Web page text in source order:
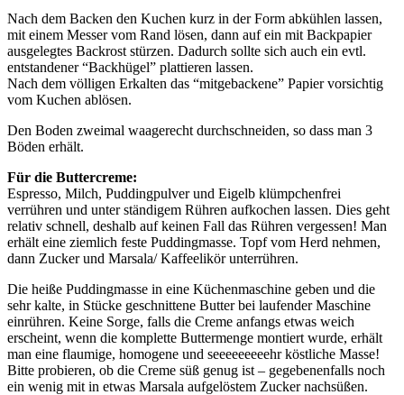
Nach dem Backen den Kuchen kurz in der Form abkühlen lassen,
mit einem Messer vom Rand lösen, dann auf ein mit Backpapier
ausgelegtes Backrost stürzen. Dadurch sollte sich auch ein evtl.
entstandener “Backhügel” plattieren lassen.
Nach dem völligen Erkalten das “mitgebackene” Papier vorsichtig
vom Kuchen ablösen.
Den Boden zweimal waagerecht durchschneiden, so dass man 3
Böden erhält.
Für die Buttercreme:
Espresso, Milch, Puddingpulver und Eigelb klümpchenfrei
verrühren und unter ständigem Rühren aufkochen lassen. Dies geht
relativ schnell, deshalb auf keinen Fall das Rühren vergessen! Man
erhält eine ziemlich feste Puddingmasse. Topf vom Herd nehmen,
dann Zucker und Marsala/ Kaffeelikör unterrühren.
Die heiße Puddingmasse in eine Küchenmaschine geben und die
sehr kalte, in Stücke geschnittene Butter bei laufender Maschine
einrühren. Keine Sorge, falls die Creme anfangs etwas weich
erscheint, wenn die komplette Buttermenge montiert wurde, erhält
man eine flaumige, homogene und seeeeeeeeehr köstliche Masse!
Bitte probieren, ob die Creme süß genug ist – gegebenenfalls noch
ein wenig mit in etwas Marsala aufgelöstem Zucker nachsüßen.